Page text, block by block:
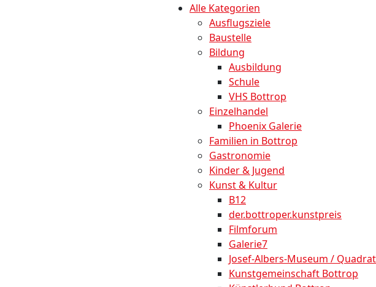
Alle Kategorien
Ausflugsziele
Baustelle
Bildung
Ausbildung
Schule
VHS Bottrop
Einzelhandel
Phoenix Galerie
Familien in Bottrop
Gastronomie
Kinder & Jugend
Kunst & Kultur
B12
der.bottroper.kunstpreis
Filmforum
Galerie7
Josef-Albers-Museum / Quadrat
Kunstgemeinschaft Bottrop